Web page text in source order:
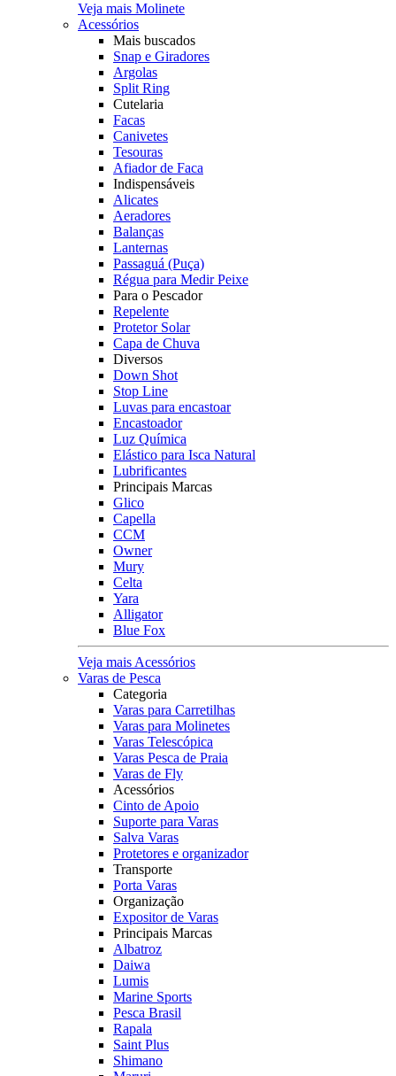
Veja mais Molinete
Acessórios
Mais buscados
Snap e Giradores
Argolas
Split Ring
Cutelaria
Facas
Canivetes
Tesouras
Afiador de Faca
Indispensáveis
Alicates
Aeradores
Balanças
Lanternas
Passaguá (Puça)
Régua para Medir Peixe
Para o Pescador
Repelente
Protetor Solar
Capa de Chuva
Diversos
Down Shot
Stop Line
Luvas para encastoar
Encastoador
Luz Química
Elástico para Isca Natural
Lubrificantes
Principais Marcas
Glico
Capella
CCM
Owner
Mury
Celta
Yara
Alligator
Blue Fox
Veja mais Acessórios
Varas de Pesca
Categoria
Varas para Carretilhas
Varas para Molinetes
Varas Telescópica
Varas Pesca de Praia
Varas de Fly
Acessórios
Cinto de Apoio
Suporte para Varas
Salva Varas
Protetores e organizador
Transporte
Porta Varas
Organização
Expositor de Varas
Principais Marcas
Albatroz
Daiwa
Lumis
Marine Sports
Pesca Brasil
Rapala
Saint Plus
Shimano